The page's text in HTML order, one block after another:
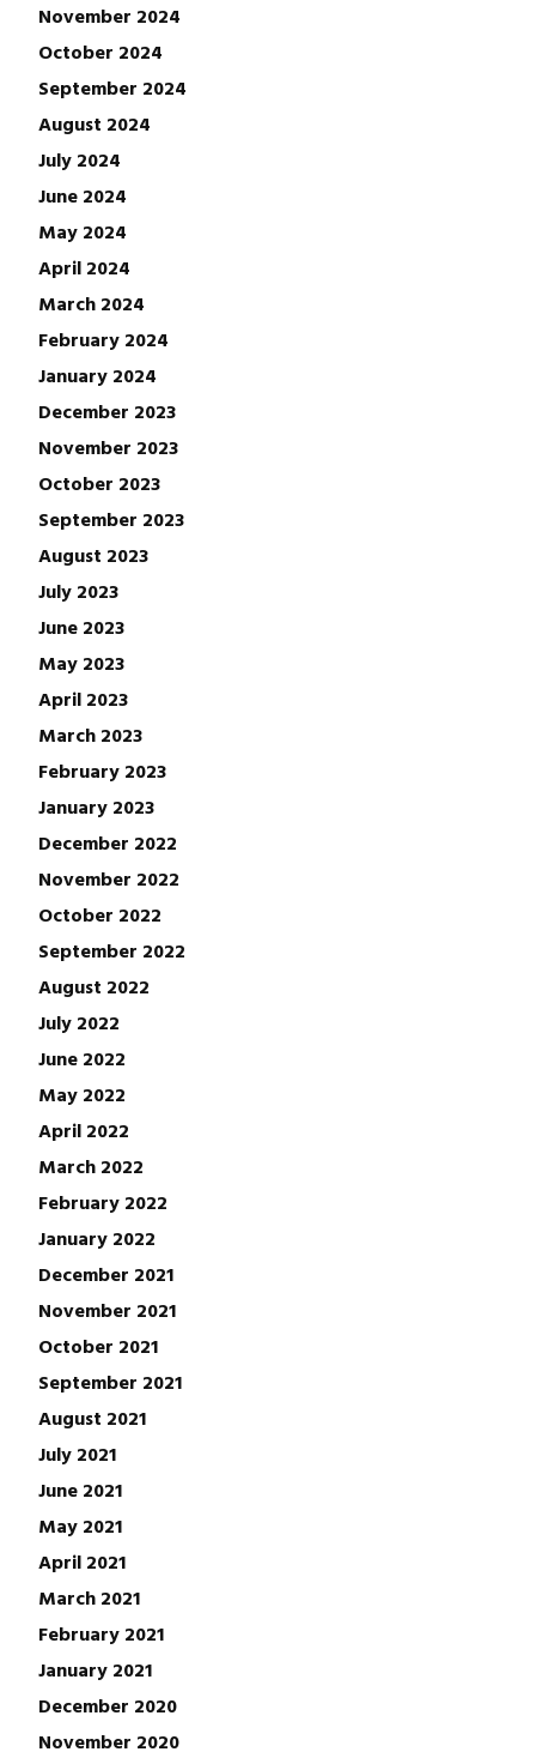
November 2024
October 2024
September 2024
August 2024
July 2024
June 2024
May 2024
April 2024
March 2024
February 2024
January 2024
December 2023
November 2023
October 2023
September 2023
August 2023
July 2023
June 2023
May 2023
April 2023
March 2023
February 2023
January 2023
December 2022
November 2022
October 2022
September 2022
August 2022
July 2022
June 2022
May 2022
April 2022
March 2022
February 2022
January 2022
December 2021
November 2021
October 2021
September 2021
August 2021
July 2021
June 2021
May 2021
April 2021
March 2021
February 2021
January 2021
December 2020
November 2020